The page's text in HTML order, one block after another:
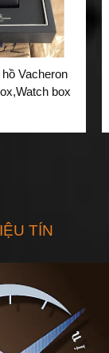
Vacheron
box
TÍN